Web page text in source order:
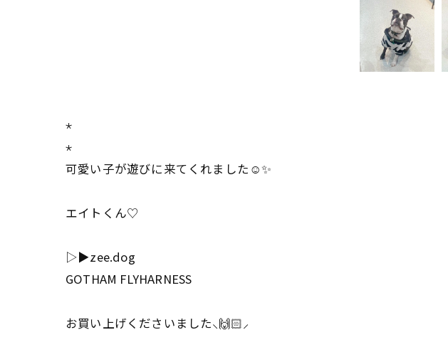
⋆
⋆
可愛い子が遊びに来てくれました☺️✨
エイトくん♡
▷▶︎zee.dog
GOTHAM FLYHARNESS
お買い上げくださいました⸜🙌🏻⸝‍